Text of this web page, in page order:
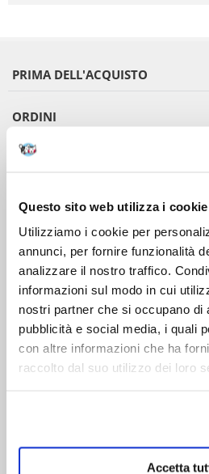
Questo sito web utilizza i cookie
Utilizziamo i cookie per
annunci, per fornire funzionalità
analizzare il nostro traffico.
informazioni sul modo in cui
nostri partner che si occupano di
pubblicità e social media, i quali
con altre informazioni che ha
raccolto dal suo utilizzo dei loro
Accetta
PRIMA DELL'ACQUISTO
ORDINI
DOPO L'ACQUISTO
VIENI A CONOSCERCI